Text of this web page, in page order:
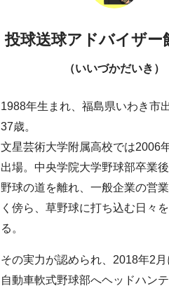
投球送球アドバイザー
（いいづかだいき）
1988年生まれ、福島県いわき市
37歳。
文星芸術大学附属高校では2006
出場。中央学院大学野球部卒業
野球の道を離れ、一般企業の営
く傍ら、草野球に打ち込む日々
る。
その実力が認められ、2018年2
自動車軟式野球部へヘッドハン